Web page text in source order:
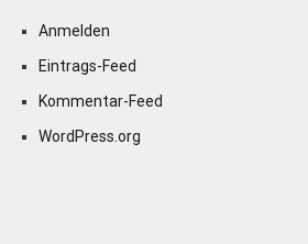
Anmelden
Eintrags-Feed
Kommentar-Feed
WordPress.org